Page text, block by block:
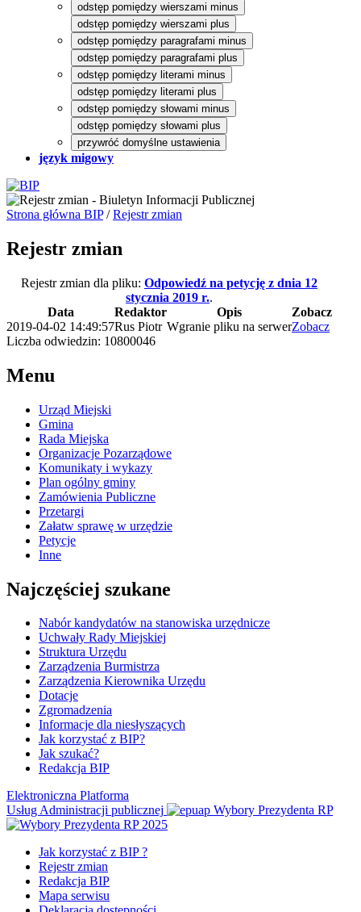
odstęp pomiędzy wierszami minus
odstęp pomiędzy wierszami plus
odstęp pomiędzy paragrafami minus
odstęp pomiędzy paragrafami plus
odstęp pomiędzy literami minus
odstęp pomiędzy literami plus
odstęp pomiędzy słowami minus
odstęp pomiędzy słowami plus
przywróć domyślne ustawienia
język migowy
Strona główna BIP/Rejestr zmian
Rejestr zmian
Rejestr zmian dla pliku: Odpowiedź na petycję z dnia 12
stycznia 2019 r..
Data
Redaktor Opis
Zobacz
2019-04-02 14:49:57Rus Piotr Wgranie pliku na serwerZobacz
Liczba odwiedzin: 10800046
Menu
Urząd Miejski
Gmina
Rada Miejska
Organizacje Pozarządowe
Komunikaty i wykazy
Plan ogólny gminy
Zamówienia Publiczne
Przetargi
Załatw sprawę w urzędzie
Petycje
Inne
Najczęściej szukane
Nabór kandydatów na stanowiska urzędnicze
Uchwały Rady Miejskiej
Struktura Urzędu
Zarządzenia Burmistrza
Zarządzenia Kierownika Urzędu
Dotacje
Zgromadzenia
Informacje dla niesłyszących
Jak korzystać z BIP?
Jak szukać?
Redakcja BIP
Elektroniczna Platforma
Usług Administracji publicznej
Wybory Prezydenta RP
Jak korzystać z BIP ?
Rejestr zmian
Redakcja BIP
Mapa serwisu